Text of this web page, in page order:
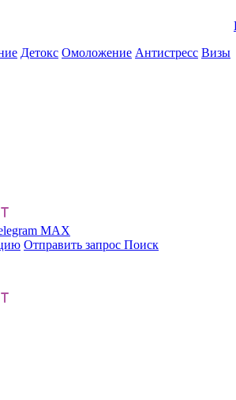
Детокс Омоложение Антистресс Визы
MAX
Отправить запрос Поиск